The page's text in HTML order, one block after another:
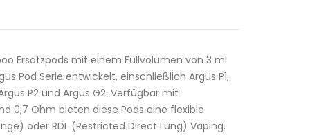
Ersatzpods mit einem Füllvolumen von 3 ml
Pod Serie entwickelt, einschließlich Argus P1,
P2 und Argus G2. Verfügbar mit
0,7 Ohm bieten diese Pods eine flexible
oder RDL (Restricted Direct Lung) Vaping.